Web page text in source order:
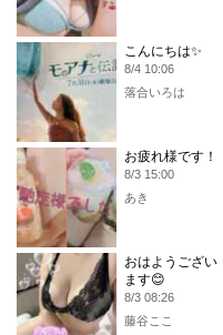
こんにちは✨️
8/4 10:06
落合いろは
お疲れ様です！
8/3 15:00
あき
おはようござい
ます😊
8/3 08:26
藤谷ここ